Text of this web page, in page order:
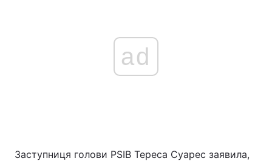
ad
Заступниця голови PSIB Тереса Суарес заявила,